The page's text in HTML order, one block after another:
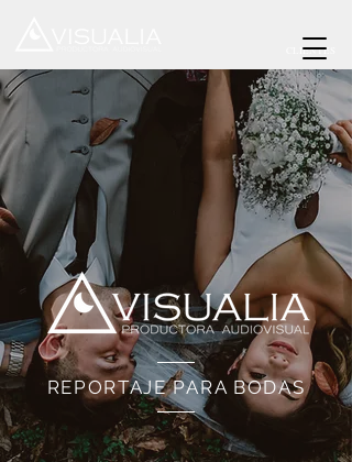
CLIENTES
REPORTAJE PARA BODAS